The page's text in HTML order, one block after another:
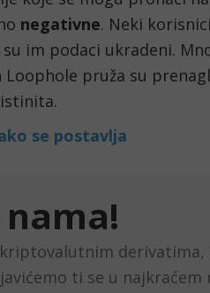
negativne. Neki
im podaci ukradeni.
pruža su
se postavlja